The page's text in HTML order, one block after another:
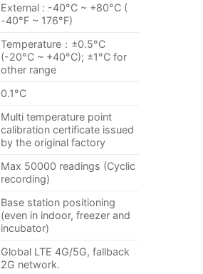
External : -40°C ~ +80°C (
-40°F ~ 176°F)
Temperature：±0.5°C
(-20°C ~ +40°C); ±1°C for
other range
0.1°C
Multi temperature point
calibration certificate issued
by the original factory
Max 50000 readings (Cyclic
recording)
Base station positioning
(even in indoor, freezer and
incubator)
Global LTE 4G/5G, fallback
2G network.